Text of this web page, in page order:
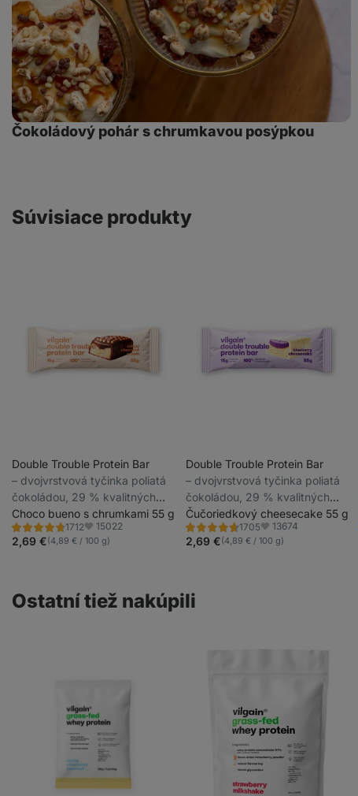
Čokoládový pohár s chrumkavou posýpkou
Súvisiace produkty
Double Trouble Protein Bar
⁠–⁠ dvojvrstvová tyčinka poliatá
čokoládou, 29 % kvalitných
bielkovín, bez konzervantov a
farbív
Choco bueno s chrumkami 55 g
1712
Hodnotenie
4.6/5,
1712
Obľúbené
15022
2,69 €(4,89 € / 100 g)
Double Trouble Protein Bar
⁠–⁠ dvojvrstvová tyčinka poliatá
čokoládou, 29 % kvalitných
bielkovín, bez konzervantov a
farbív
Čučoriedkový cheesecake 55 g
1705
Hodnotenie
4.7/5,
1705
Obľúbené
13674
2,69 €(4,89 € / 100 g)
Ostatní tiež nakúpili